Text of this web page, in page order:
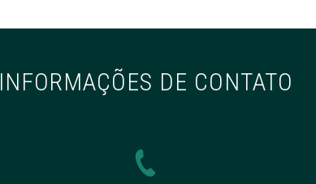
INFORMAÇÕES DE CONTATO